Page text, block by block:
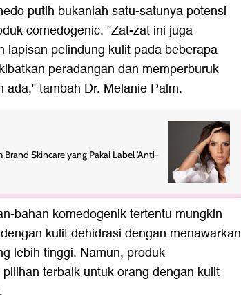
putih bukanlah satu-satunya potensi
comedogenic. "Zat-zat ini juga
lapisan pelindung kulit pada beberapa
peradangan dan memperburuk
ada," tambah Dr. Melanie Palm.
Skincare yang Pakai Label 'Anti-
bahan komedogenik tertentu mungkin
kulit dehidrasi dengan menawarkan
lebih tinggi. Namun, produk
terbaik untuk orang dengan kulit